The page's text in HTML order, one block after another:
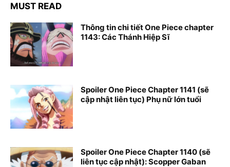
MUST READ
Thông tin chi tiết One Piece chapter
1143: Các Thánh Hiệp Sĩ
Spoiler One Piece Chapter 1141 (sẽ
cập nhật liên tục) Phụ nữ lớn tuổi
Spoiler One Piece Chapter 1140 (sẽ
liên tục cập nhật): Scopper Gaban